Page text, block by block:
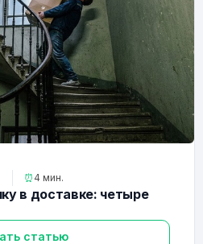
⏰ 4 мин.
в доставке: четыре
статью